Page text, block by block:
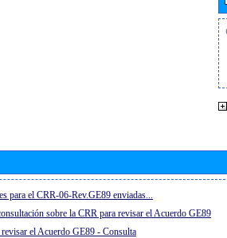
para el CRR-06-Rev.GE89 enviadas...
sobre la CRR para revisar el Acuerdo GE89
el Acuerdo GE89 - Consulta